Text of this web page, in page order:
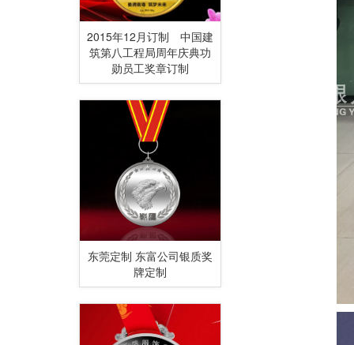
2015年12月订制 中国建
筑第八工程局周年庆典功
勋员工奖章订制
东莞定制 东富公司银质奖
牌定制